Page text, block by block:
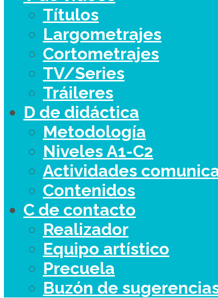
Títulos
Largometrajes
Cortometrajes
TV/Series
Tráileres
D de didáctica
Metodología
Niveles A1-C2
Actividades
Contenidos
C de contacto
Realizador
Equipo artístico
Precuela
Buzón de